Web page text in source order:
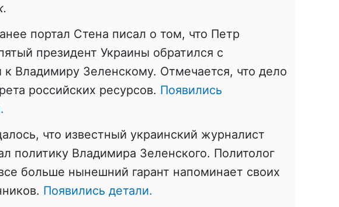
портал Стена писал о том, что Петр
президент Украины обратился с
к Владимиру Зеленскому. Отмечается, что дело
российских ресурсов. Появились
что известный украинский журналист
политику Владимира Зеленского. Политолог
больше нынешний гарант напоминает своих
Появились детали.